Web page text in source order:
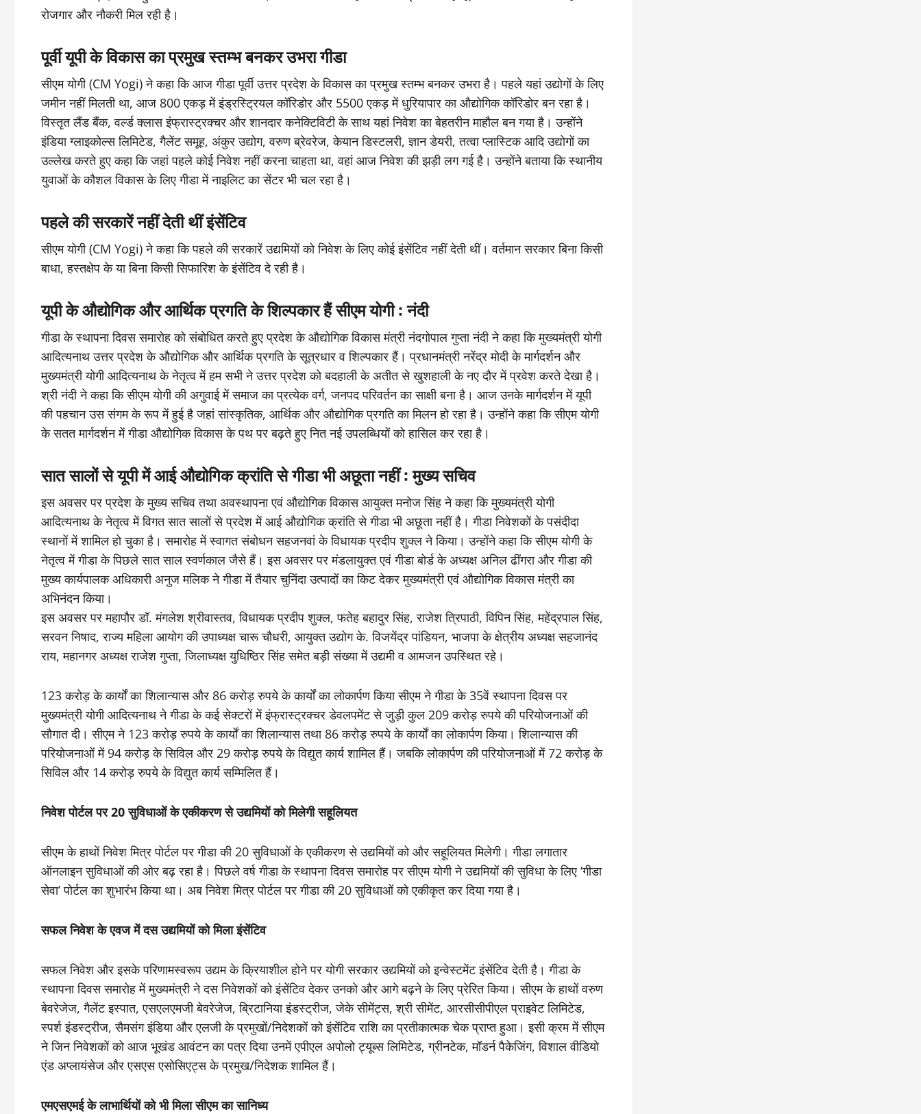
रोजगार और नौकरी मिल रही है।
पूर्वी यूपी के विकास का प्रमुख स्तम्भ बनकर उभरा गीडा
सीएम योगी (CM Yogi) ने कहा कि आज गीडा पूर्वी उत्तर प्रदेश के विकास का प्रमुख स्तम्भ बनकर उभरा है। पहले यहां उद्योगों के लिए
जमीन नहीं मिलती था, आज 800 एकड़ में इंड्रस्ट्रियल कॉरिडोर और 5500 एकड़ में धुरियापार का औद्योगिक कॉरिडोर बन रहा है।
विस्तृत लैंड बैंक, वर्ल्ड क्लास इंफ्रास्ट्रक्चर और शानदार कनेक्टिविटी के साथ यहां निवेश का बेहतरीन माहौल बन गया है। उन्होंने
इंडिया ग्लाइकोल्स लिमिटेड, गैलेंट समूह, अंकुर उद्योग, वरुण ब्रेवरेज, केयान डिस्टलरी, ज्ञान डेयरी, तत्वा प्लास्टिक आदि उद्योगों का
उल्लेख करते हुए कहा कि जहां पहले कोई निवेश नहीं करना चाहता था, वहां आज निवेश की झड़ी लग गई है। उन्होंने बताया कि स्थानीय
युवाओं के कौशल विकास के लिए गीडा में नाइलिट का सेंटर भी चल रहा है।
पहले की सरकारें नहीं देती थीं इंसेंटिव
सीएम योगी (CM Yogi) ने कहा कि पहले की सरकारें उद्यमियों को निवेश के लिए कोई इंसेंटिव नहीं देती थीं। वर्तमान सरकार बिना किसी
बाधा, हस्तक्षेप के या बिना किसी सिफारिश के इंसेंटिव दे रही है।
यूपी के औद्योगिक और आर्थिक प्रगति के शिल्पकार हैं सीएम योगी : नंदी
गीडा के स्थापना दिवस समारोह को संबोधित करते हुए प्रदेश के औद्योगिक विकास मंत्री नंदगोपाल गुप्ता नंदी ने कहा कि मुख्यमंत्री योगी
आदित्यनाथ उत्तर प्रदेश के औद्योगिक और आर्थिक प्रगति के सूत्रधार व शिल्पकार हैं। प्रधानमंत्री नरेंद्र मोदी के मार्गदर्शन और
मुख्यमंत्री योगी आदित्यनाथ के नेतृत्व में हम सभी ने उत्तर प्रदेश को बदहाली के अतीत से खुशहाली के नए दौर में प्रवेश करते देखा है।
श्री नंदी ने कहा कि सीएम योगी की अगुवाई में समाज का प्रत्येक वर्ग, जनपद परिवर्तन का साक्षी बना है। आज उनके मार्गदर्शन में यूपी
की पहचान उस संगम के रूप में हुई है जहां सांस्कृतिक, आर्थिक और औद्योगिक प्रगति का मिलन हो रहा है। उन्होंने कहा कि सीएम योगी
के सतत मार्गदर्शन में गीडा औद्योगिक विकास के पथ पर बढ़ते हुए नित नई उपलब्धियों को हासिल कर रहा है।
सात सालों से यूपी में आई औद्योगिक क्रांति से गीडा भी अछूता नहीं : मुख्य सचिव
इस अवसर पर प्रदेश के मुख्य सचिव तथा अवस्थापना एवं औद्योगिक विकास आयुक्त मनोज सिंह ने कहा कि मुख्यमंत्री योगी
आदित्यनाथ के नेतृत्व में विगत सात सालों से प्रदेश में आई औद्योगिक क्रांति से गीडा भी अछूता नहीं है। गीडा निवेशकों के पसंदीदा
स्थानों में शामिल हो चुका है। समारोह में स्वागत संबोधन सहजनवां के विधायक प्रदीप शुक्ल ने किया। उन्होंने कहा कि सीएम योगी के
नेतृत्व में गीडा के पिछले सात साल स्वर्णकाल जैसे हैं। इस अवसर पर मंडलायुक्त एवं गीडा बोर्ड के अध्यक्ष अनिल ढींगरा और गीडा की
मुख्य कार्यपालक अधिकारी अनुज मलिक ने गीडा में तैयार चुनिंदा उत्पादों का किट देकर मुख्यमंत्री एवं औद्योगिक विकास मंत्री का
अभिनंदन किया।
इस अवसर पर महापौर डॉ. मंगलेश श्रीवास्तव, विधायक प्रदीप शुक्ल, फतेह बहादुर सिंह, राजेश त्रिपाठी, विपिन सिंह, महेंद्रपाल सिंह,
सरवन निषाद, राज्य महिला आयोग की उपाध्यक्ष चारू चौधरी, आयुक्त उद्योग के. विजयेंद्र पांडियन, भाजपा के क्षेत्रीय अध्यक्ष सहजानंद
राय, महानगर अध्यक्ष राजेश गुप्ता, जिलाध्यक्ष युधिष्ठिर सिंह समेत बड़ी संख्या में उद्यमी व आमजन उपस्थित रहे।
123 करोड़ के कार्यों का शिलान्यास और 86 करोड़ रुपये के कार्यों का लोकार्पण किया सीएम ने गीडा के 35वें स्थापना दिवस पर
मुख्यमंत्री योगी आदित्यनाथ ने गीडा के कई सेक्टरों में इंफ्रास्ट्रक्चर डेवलपमेंट से जुड़ी कुल 209 करोड़ रुपये की परियोजनाओं की
सौगात दी। सीएम ने 123 करोड़ रुपये के कार्यों का शिलान्यास तथा 86 करोड़ रुपये के कार्यों का लोकार्पण किया। शिलान्यास की
परियोजनाओं में 94 करोड़ के सिविल और 29 करोड़ रुपये के विद्युत कार्य शामिल हैं। जबकि लोकार्पण की परियोजनाओं में 72 करोड़ के
सिविल और 14 करोड़ रुपये के विद्युत कार्य सम्मिलित हैं।
निवेश पोर्टल पर 20 सुविधाओं के एकीकरण से उद्यमियों को मिलेगी सहूलियत
सीएम के हाथों निवेश मित्र पोर्टल पर गीडा की 20 सुविधाओं के एकीकरण से उद्यमियों को और सहूलियत मिलेगी। गीडा लगातार
ऑनलाइन सुविधाओं की ओर बढ़ रहा है। पिछले वर्ष गीडा के स्थापना दिवस समारोह पर सीएम योगी ने उद्यमियों की सुविधा के लिए ‘गीडा
सेवा’ पोर्टल का शुभारंभ किया था। अब निवेश मित्र पोर्टल पर गीडा की 20 सुविधाओं को एकीकृत कर दिया गया है।
सफल निवेश के एवज में दस उद्यमियों को मिला इंसेंटिव
सफल निवेश और इसके परिणामस्वरूप उद्यम के क्रियाशील होने पर योगी सरकार उद्यमियों को इन्वेस्टमेंट इंसेंटिव देती है। गीडा के
स्थापना दिवस समारोह में मुख्यमंत्री ने दस निवेशकों को इंसेंटिव देकर उनको और आगे बढ़ने के लिए प्रेरित किया। सीएम के हाथों वरुण
बेवरेजेज, गैलेंट इस्पात, एसएलएमजी बेवरेजेज, ब्रिटानिया इंडस्ट्रीज, जेके सीमेंट्स, श्री सीमेंट, आरसीसीपीएल प्राइवेट लिमिटेड,
स्पर्श इंडस्ट्रीज, सैमसंग इंडिया और एलजी के प्रमुखों/निदेशकों को इंसेंटिव राशि का प्रतीकात्मक चेक प्राप्त हुआ। इसी क्रम में सीएम
ने जिन निवेशकों को आज भूखंड आवंटन का पत्र दिया उनमें एपीएल अपोलो ट्यूब्स लिमिटेड, ग्रीनटेक, मॉडर्न पैकेजिंग, विशाल वीडियो
एंड अप्लायंसेज और एसएस एसोसिएट्स के प्रमुख/निदेशक शामिल हैं।
एमएसएमई के लाभार्थियों को भी मिला सीएम का सानिध्य